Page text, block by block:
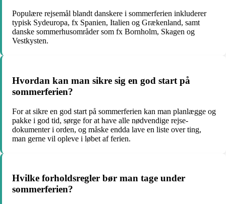
Populære rejsemål blandt danskere i sommerferien inkluderer
typisk Sydeuropa, fx Spanien, Italien og Grækenland, samt
danske sommerhusområder som fx Bornholm, Skagen og
Vestkysten.
Hvordan kan man sikre sig en god start på
sommerferien?
For at sikre en god start på sommerferien kan man planlægge og
pakke i god tid, sørge for at have alle nødvendige rejse-
dokumenter i orden, og måske endda lave en liste over ting,
man gerne vil opleve i løbet af ferien.
Hvilke forholdsregler bør man tage under
sommerferien?